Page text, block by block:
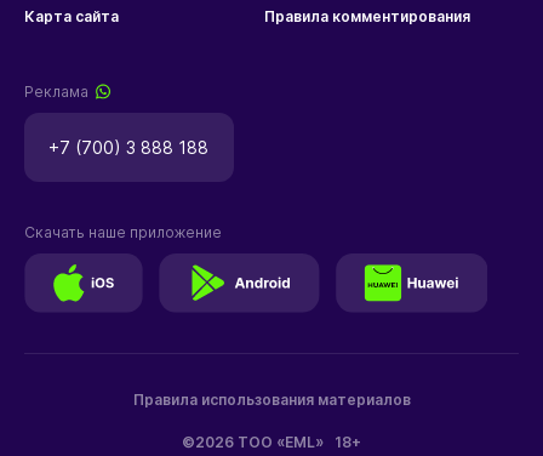
Карта сайта Правила комментирования
Реклама
+7 (700) 3 888 188
©2026 ТОО «EML» 18+
Правила использования материалов
Скачать наше приложение